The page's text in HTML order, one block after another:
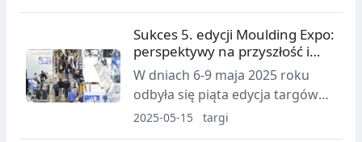
Targach Kielce prezentowane
były maszyny, technologie,
surowce i usługi do
przetwórstwa tworzyw
sztucznych i gumy.
Sukces 5. edycji Moulding Expo:
perspektywy na przyszłość i
polski akcent
W dniach 6-9 maja 2025 roku
odbyła się piąta edycja targów
Moulding Expo - jednego z
2025-05-15 targi